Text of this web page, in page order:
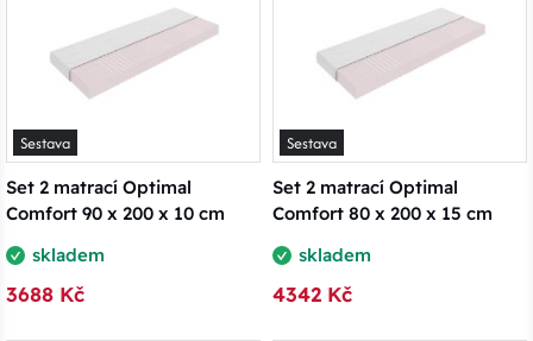
Sestava
Set 2 matrací Optimal
Comfort 90 x 200 x 10 cm
skladem
3688 Kč
Sestava
Set 2 matrací Optimal
Comfort 80 x 200 x 15 cm
skladem
4342 Kč